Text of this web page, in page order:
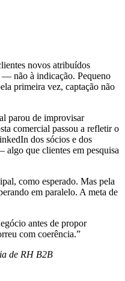
novos atribuídos
não à indicação. Pequeno
primeira vez, captação não
parou de improvisar
comercial passou a refletir o
dos sócios e dos
que clientes em pesquisa
como esperado. Mas pela
em paralelo. A meta de
antes de propor
com coerência.”
de RH B2B